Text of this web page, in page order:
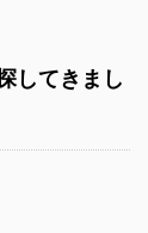
してきまし